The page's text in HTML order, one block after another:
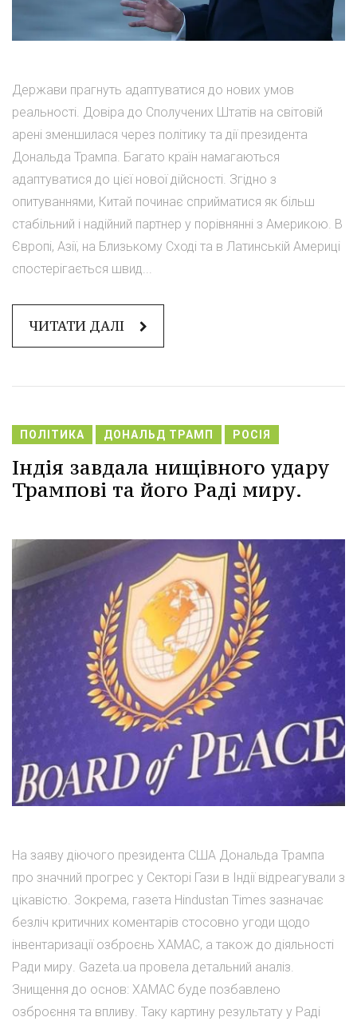
Держави прагнуть адаптуватися до нових умов
реальності. Довіра до Сполучених Штатів на світовій
арені зменшилася через політику та дії президента
Дональда Трампа. Багато країн намагаються
адаптуватися до цієї нової дійсності. Згідно з
опитуваннями, Китай починає сприйматися як більш
стабільний і надійний партнер у порівнянні з Америкою. В
Європі, Азії, на Близькому Сході та в Латинській Америці
спостерігається швид...
ЧИТАТИ ДАЛІ
ПОЛІТИКА ДОНАЛЬД ТРАМП РОСІЯ
Індія завдала нищівного удару
Трампові та його Раді миру.
На заяву діючого президента США Дональда Трампа
про значний прогрес у Секторі Гази в Індії відреагували з
цікавістю. Зокрема, газета Hindustan Times зазначає
безліч критичних коментарів стосовно угоди щодо
інвентаризації озброєнь ХАМАС, а також до діяльності
Ради миру. Gazeta.ua провела детальний аналіз.
Знищення до основ: ХАМАС буде позбавлено
озброєння та впливу. Таку картину результату у Раді